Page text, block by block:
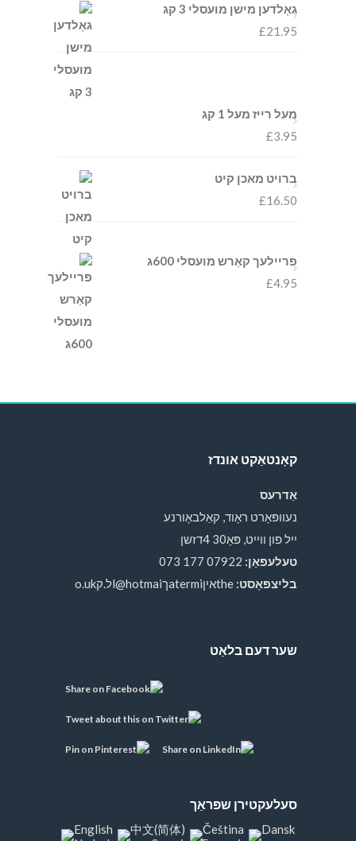
גאָלדען מישן מועסלי 3 קג
£21.95
מעל רייז מעל 1 קג
£3.95
ברויט מאכן קיט
£16.50
פריילעך קאַרש מועסלי 600ג
£4.95
קאָנטאַקט אונדז
אַדרעס
נעוופּאָרט ראָוד, קאַלבאָורנע
ייל פון ווייט, פּאָ30 4דזשן
טעלעפאָן:
בליצפּאָסט: theאיןatermiךl@hotmaiל.קo.uk
שער דעם בלאַט
סעלעקטירן שפּראַך